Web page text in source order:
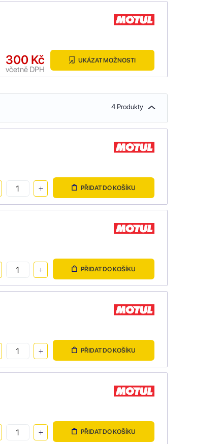
300 Kč
včetně DPH
UKÁZAT MOŽNOSTI
4 Produkty
PŘIDAT DO KOŠÍKU
PŘIDAT DO KOŠÍKU
PŘIDAT DO KOŠÍKU
PŘIDAT DO KOŠÍKU